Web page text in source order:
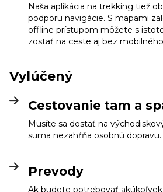
Naša aplikácia na trekking tiež
podporu navigácie. S mapami
offline prístupom môžete s
zostať na ceste aj bez
Vylúčený
Cestovanie tam a
Musíte sa dostať na
suma nezahŕňa osobnú dopravu.
Prevody
Ak budete potrebovať